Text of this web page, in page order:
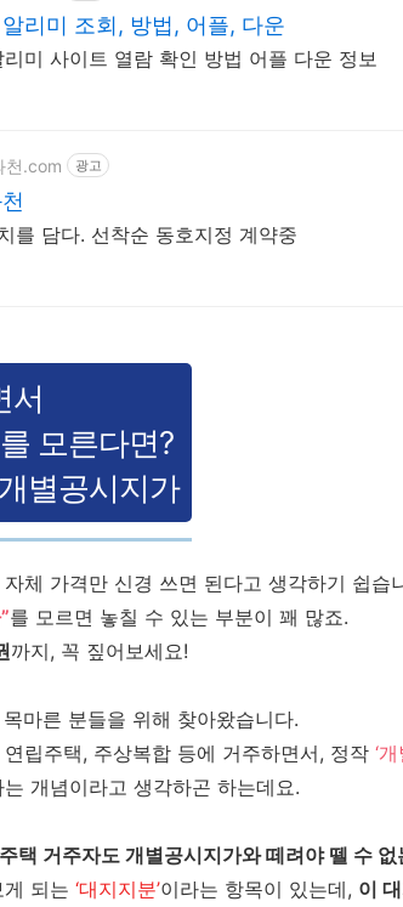
리미 조회, 방법, 어플, 다운
미 사이트 열람 확인 방법 어플 다운 정보
천.com 광고
를 담다. 선착순 동호지정 계약중
서
를 모른다면?
별공시지가
체 가격만 신경 쓰면 된다고 생각하기 쉽습
를 모르면 놓칠 수 있는 부분이 꽤 많죠.
까지, 꼭 짚어보세요!
마른 분들을 위해 찾아왔습니다.
립주택, 주상복합 등에 거주하면서, 정작 ‘
개념이라고 생각하곤 하는데요.
택 거주자도 개별공시지가와 떼려야 뗄 수 없
되는 ‘대지지분’이라는 항목이 있는데, 이